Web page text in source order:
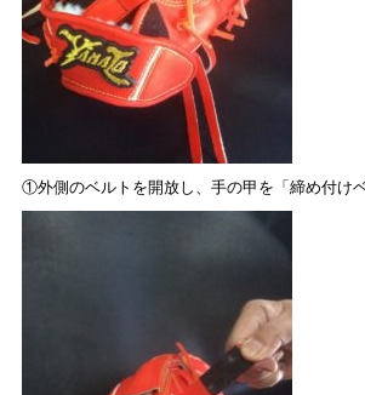
①外側のベルトを開放し、手の甲を「締め付け